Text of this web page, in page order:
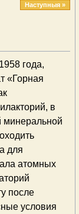
Наступныя »
года,
«Горная
в
минеральной
для
атомных
после
условия